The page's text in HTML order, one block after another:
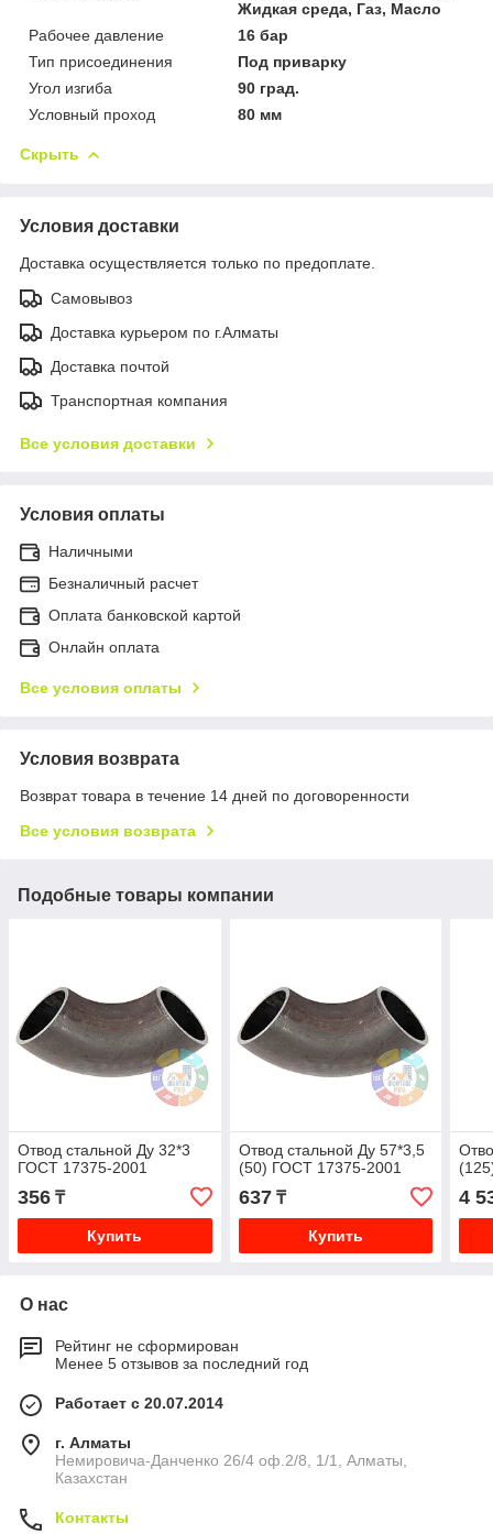
Жидкая среда, Газ, Масло
Рабочее давление
16 бар
Тип присоединения
Под приварку
Угол изгиба
90 град.
Условный проход
80 мм
Скрыть
Условия доставки
Доставка осуществляется только по предоплате.
Самовывоз
Доставка курьером по г.Алматы
Доставка почтой
Транспортная компания
Все условия доставки
Условия оплаты
Наличными
Безналичный расчет
Оплата банковской картой
Онлайн оплата
Все условия оплаты
Условия возврата
Возврат товара в течение 14 дней по договоренности
Все условия возврата
Подобные товары компании
Отвод стальной Ду 32*3
ГОСТ 17375-2001
356 ₸
Купить
Отвод стальной Ду 57*3,5
(50) ГОСТ 17375-2001
637₸
Купить
4
О нас
Рейтинг не сформирован
Менее 5 отзывов за последний год
Работает с 20.07.2014
г. Алматы
Немировича-Данченко 26/4 оф.2/8, 1/1, Алматы,
Казахстан
Контакты